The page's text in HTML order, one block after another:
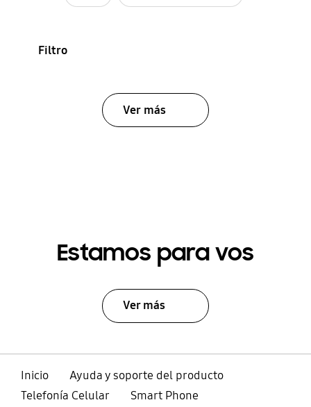
Filtro
Ver más
Estamos para vos
Ver más
Inicio
Ayuda y soporte del producto
Telefonía Celular
Smart Phone